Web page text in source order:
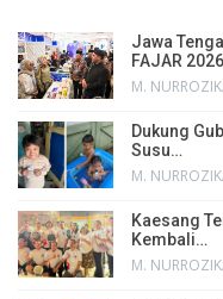
Jawa
FAJAR
M.
Dukung
Susu…
M.
Kaesang
Kembali…
M.